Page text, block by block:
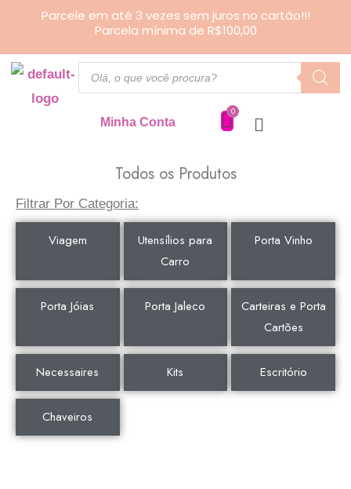
Parcele em até 3 vezes sem juros no cartão!!!
Parcela mínima de R$100,00
Pesquisar
produtos
Minha Conta
Todos os Produtos
Filtrar Por Categoria:
Viagem
Utensílios para
Carro
Porta Vinho
Porta Jóias Porta Jaleco
Carteiras e Porta
Cartões
Necessaires Kits Escritório
Chaveiros